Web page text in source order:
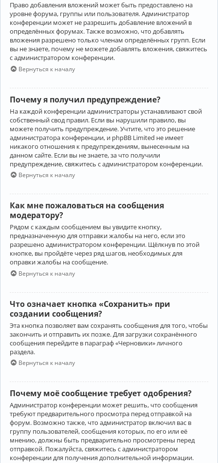
Право добавления вложений может быть предоставлено на
уровне форума, группы или пользователя. Администратор
конференции может не разрешить добавление вложений в
определённых форумах. Также возможно, что добавлять
вложения разрешено только членам определённых групп. Если
вы не знаете, почему не можете добавлять вложения, свяжитесь
с администратором конференции.
Вернуться к началу
Почему я получил предупреждение?
На каждой конференции администраторы устанавливают свой
собственный свод правил. Если вы нарушили правило, вы
можете получить предупреждение. Учтите, что это решение
администратора конференции, и phpBB Limited не имеет
никакого отношения к предупреждениям, вынесенным на
данном сайте. Если вы не знаете, за что получили
предупреждение, свяжитесь с администратором конференции.
Вернуться к началу
Как мне пожаловаться на сообщения
модератору?
Рядом с каждым сообщением вы увидите кнопку,
предназначенную для отправки жалобы на него, если это
разрешено администратором конференции. Щёлкнув по этой
кнопке, вы пройдёте через ряд шагов, необходимых для
оправки жалобы на сообщение.
Вернуться к началу
Что означает кнопка «Сохранить» при
создании сообщения?
Эта кнопка позволяет вам сохранять сообщения для того, чтобы
закончить и отправить их позже. Для загрузки сохранённого
сообщения перейдите в параграф «Черновики» личного
раздела.
Вернуться к началу
Почему моё сообщение требует одобрения?
Администратор конференции может решить, что сообщения
требуют предварительного просмотра перед отправкой на
форум. Возможно также, что администратор включил вас в
группу пользователей, сообщения которых, по его или её
мнению, должны быть предварительно просмотрены перед
отправкой. Пожалуйста, свяжитесь с администратором
конференции для получения дополнительной информации.